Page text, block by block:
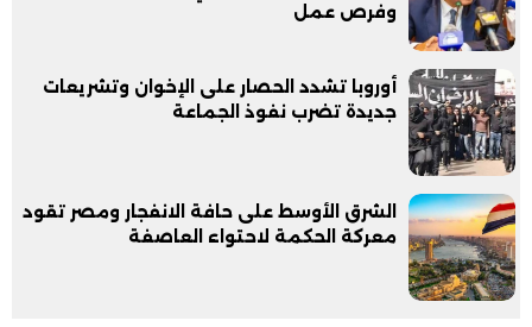
وفرص عمل
أوروبا تشدد الحصار على الإخوان وتشريعات
جديدة تضرب نفوذ الجماعة
الشرق الأوسط على حافة الانفجار ومصر تقود
معركة الحكمة لاحتواء العاصفة